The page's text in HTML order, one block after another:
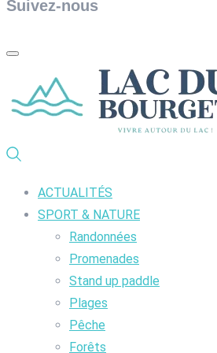
Suivez-nous
ACTUALITÉS
SPORT & NATURE
Randonnées
Promenades
Stand up paddle
Plages
Pêche
Forêts